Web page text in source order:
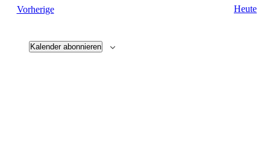
VorherigeVeranstaltungen Heute
Kalender abonnieren